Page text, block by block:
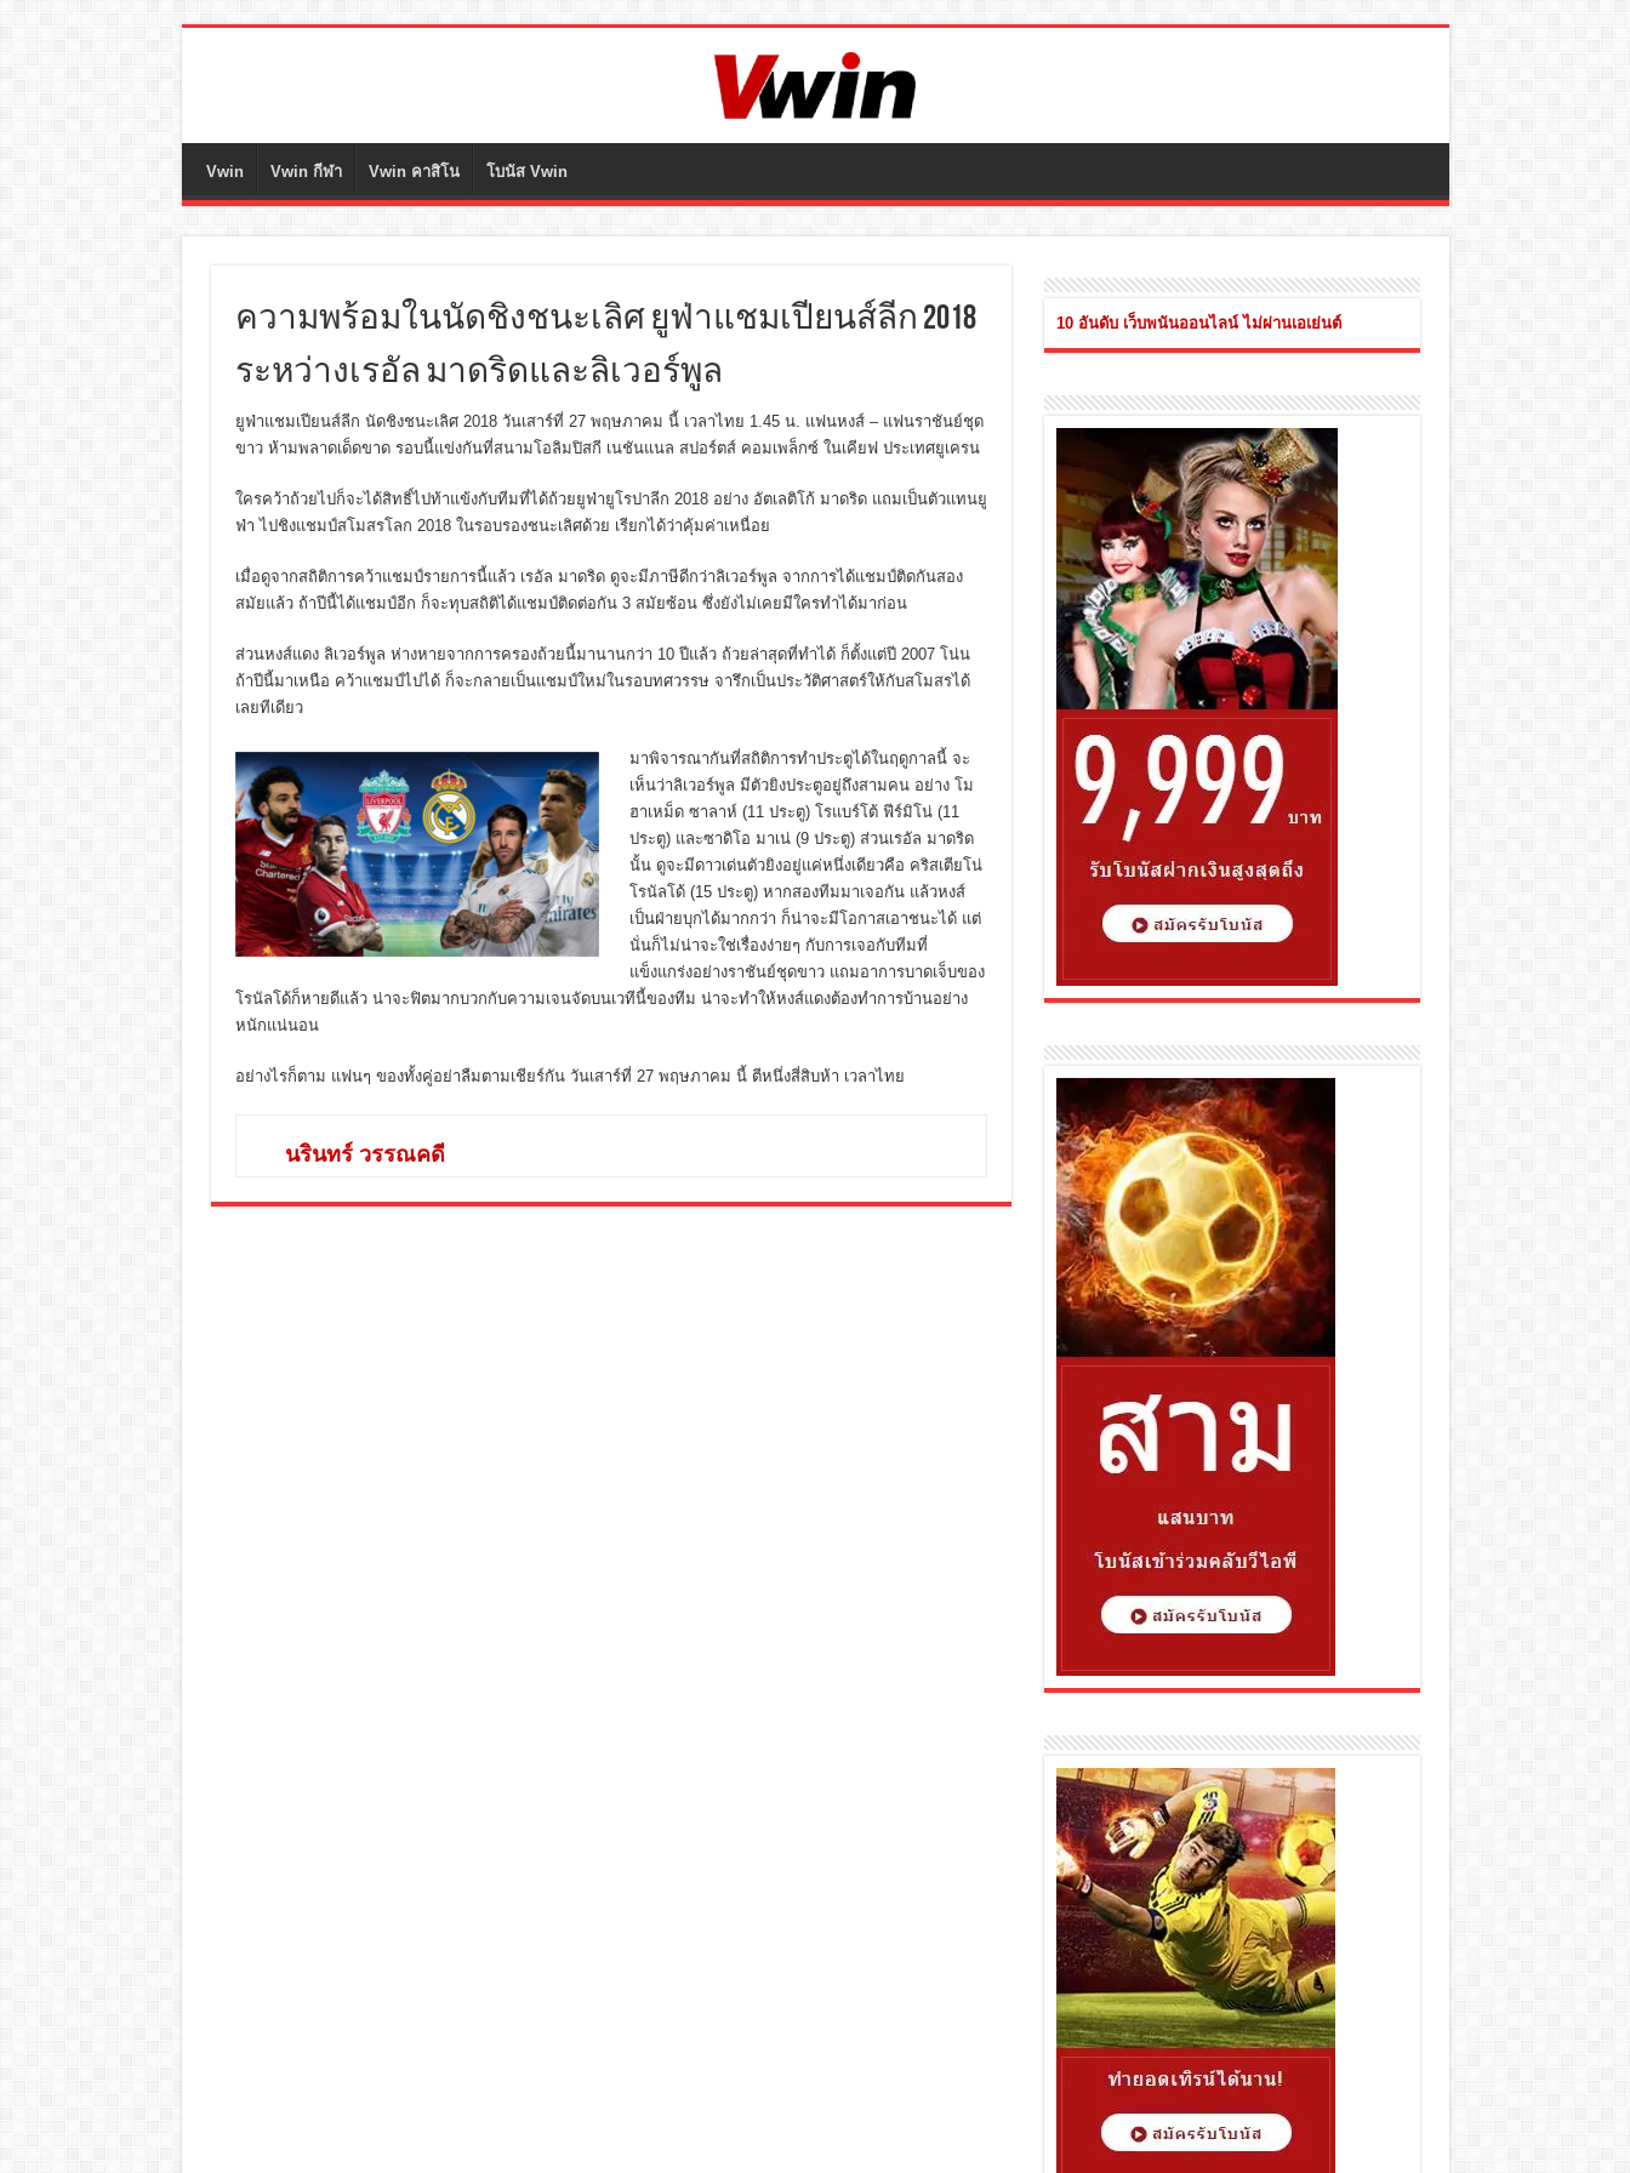
Vwin Vwin กีฬา Vwin คาสิโน โบนัส Vwin
ความพร้อมในนัดชิงชนะเลิศ ยูฟ่าแชมเปียนส์ลีก 2018
ระหว่างเรอัล มาดริดและลิเวอร์พูล
ยูฟ่าแชมเปียนส์ลีก นัดชิงชนะเลิศ 2018 วันเสาร์ที่ 27 พฤษภาคม นี้ เวลาไทย 1.45 น. แฟนหงส์ – แฟนราชันย์ชุด
ขาว ห้ามพลาดเด็ดขาด รอบนี้แข่งกันที่สนามโอลิมปิสกี เนชันแนล สปอร์ตส์ คอมเพล็กซ์ ในเคียฟ ประเทศยูเครน
ใครคว้าถ้วยไปก็จะได้สิทธิ์ไปท้าแข้งกับทีมที่ได้ถ้วยยูฟ่ายูโรปาลีก 2018 อย่าง อัตเลติโก้ มาดริด แถมเป็นตัวแทนยู
ฟ่า ไปชิงแชมป์สโมสรโลก 2018 ในรอบรองชนะเลิศด้วย เรียกได้ว่าคุ้มค่าเหนื่อย
เมื่อดูจากสถิติการคว้าแชมป์รายการนี้แล้ว เรอัล มาดริด ดูจะมีภาษีดีกว่าลิเวอร์พูล จากการได้แชมป์ติดกันสอง
สมัยแล้ว ถ้าปีนี้ได้แชมป์อีก ก็จะทุบสถิติได้แชมป์ติดต่อกัน 3 สมัยซ้อน ซึ่งยังไม่เคยมีใครทำได้มาก่อน
ส่วนหงส์แดง ลิเวอร์พูล ห่างหายจากการครองถ้วยนี้มานานกว่า 10 ปีแล้ว ถ้วยล่าสุดที่ทำได้ ก็ตั้งแต่ปี 2007 โน่น
ถ้าปีนี้มาเหนือ คว้าแชมป์ไปได้ ก็จะกลายเป็นแชมป์ใหม่ในรอบทศวรรษ จารึกเป็นประวัติศาสตร์ให้กับสโมสรได้
เลยทีเดียว
มาพิจารณากันที่สถิติการทำประตูได้ในฤดูกาลนี้ จะ
เห็นว่าลิเวอร์พูล มีตัวยิงประตูอยู่ถึงสามคน อย่าง โม
ฮาเหม็ด ซาลาห์ (11 ประตู) โรแบร์โต้ ฟีร์มิโน่ (11
ประตู) และซาดิโอ มาเน่ (9 ประตู) ส่วนเรอัล มาดริด
นั้น ดูจะมีดาวเด่นตัวยิงอยู่แค่หนึ่งเดียวคือ คริสเตียโน่
โรนัลโด้ (15 ประตู) หากสองทีมมาเจอกัน แล้วหงส์
เป็นฝ่ายบุกได้มากกว่า ก็น่าจะมีโอกาสเอาชนะได้ แต่
นั่นก็ไม่น่าจะใช่เรื่องง่ายๆ กับการเจอกับทีมที่
แข็งแกร่งอย่างราชันย์ชุดขาว แถมอาการบาดเจ็บของ
โรนัลโด้ก็หายดีแล้ว น่าจะฟิตมากบวกกับความเจนจัดบนเวทีนี้ของทีม น่าจะทำให้หงส์แดงต้องทำการบ้านอย่าง
หนักแน่นอน
อย่างไรก็ตาม แฟนๆ ของทั้งคู่อย่าลืมตามเชียร์กัน วันเสาร์ที่ 27 พฤษภาคม นี้ ตีหนึ่งสี่สิบห้า เวลาไทย
นรินทร์ วรรณคดี
10 อันดับ เว็บพนันออนไลน์ ไม่ผ่านเอเย่นต์